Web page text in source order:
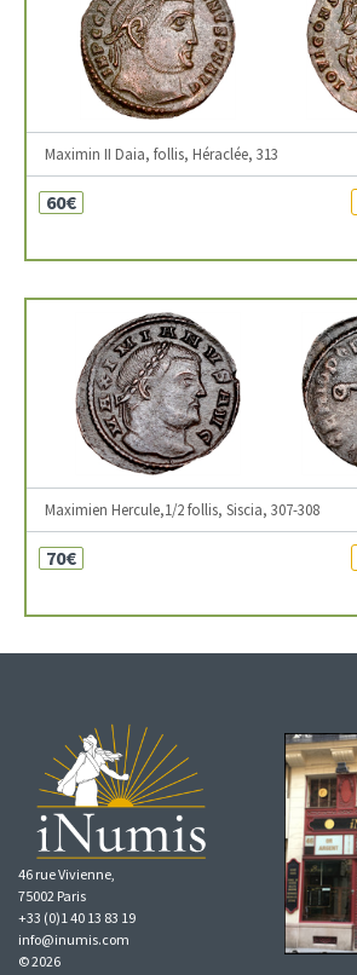
Maximin II Daia, follis, Héraclée, 313
60€
Maximien Hercule,1/2 follis, Siscia, 307-308
70€
46 rue Vivienne,
75002 Paris
+33 (0)1 40 13 83 19
info@inumis.com
© 2026